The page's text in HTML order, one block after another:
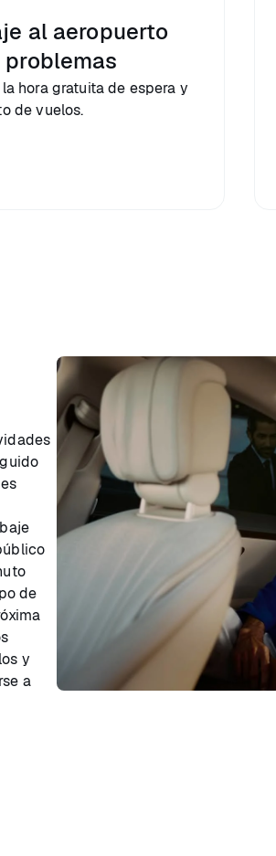
al aeropuerto
problemas
hora gratuita de espera y
de vuelos.
de
y
a